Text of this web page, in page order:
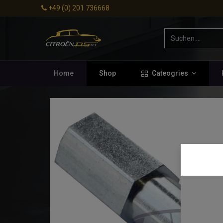
+49 (0) 201 736668
Home Shop Cateogries